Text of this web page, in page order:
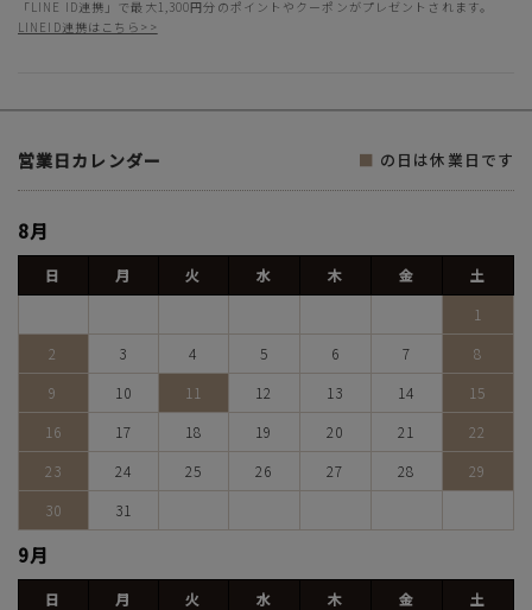
「LINE ID連携」で最大1,300円分のポイントやクーポンがプレゼントされます。
LINEID連携はこちら>>
営業日カレンダー ■ の日は休業日です
8月
日 月 火 水 木 金
土
1
2
3 4 5 6 7
8
9
10 11 12 13 14
15
16
17 18 19 20 21
22
23
24 25 26 27 28
29
30
31
9月
日 月 火 水 木 金
土